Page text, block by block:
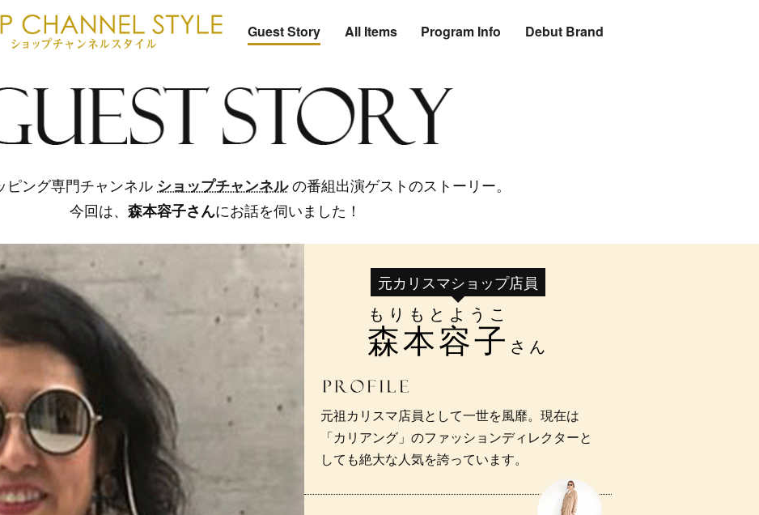
Guest Story All Items Program Info Debut Brand
ピング専門チャンネル ショップチャンネルの番組出演ゲストのストーリー。
今回は、 森本容子さんにお話を伺いました！
元カリスマショップ店員
森本容子
もりもとようこ
元祖カリスマ店員として一世を風靡。現在は
「カリアング」のファッションディレクターと
しても絶大な人気を誇っています。